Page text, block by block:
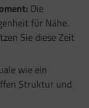
Die
für Nähe.
Sie diese Zeit
wie ein
Struktur und